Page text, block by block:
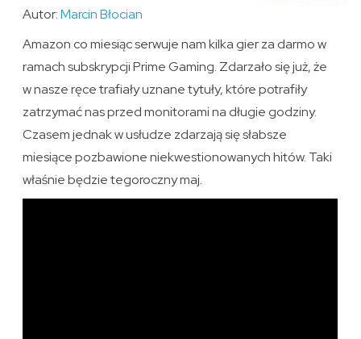
Autor:Marcin Błocian
Amazon co miesiąc serwuje nam kilka gier za darmo w
ramach subskrypcji Prime Gaming. Zdarzało się już, że
w nasze ręce trafiały uznane tytuły, które potrafiły
zatrzymać nas przed monitorami na długie godziny.
Czasem jednak w usłudze zdarzają się słabsze
miesiące pozbawione niekwestionowanych hitów. Taki
właśnie będzie tegoroczny maj.